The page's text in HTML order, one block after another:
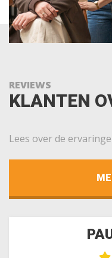
REVIEWS
KLANTEN
Lees over de